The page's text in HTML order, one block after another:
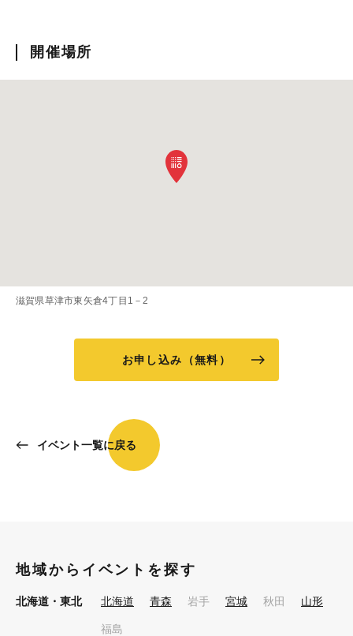
開催場所
滋賀県草津市東矢倉4丁目1－2
お申し込み（無料）
イベント一覧に戻る
地域からイベントを探す
北海道・東北 北海道 青森 岩手 宮城 秋田 山形
福島